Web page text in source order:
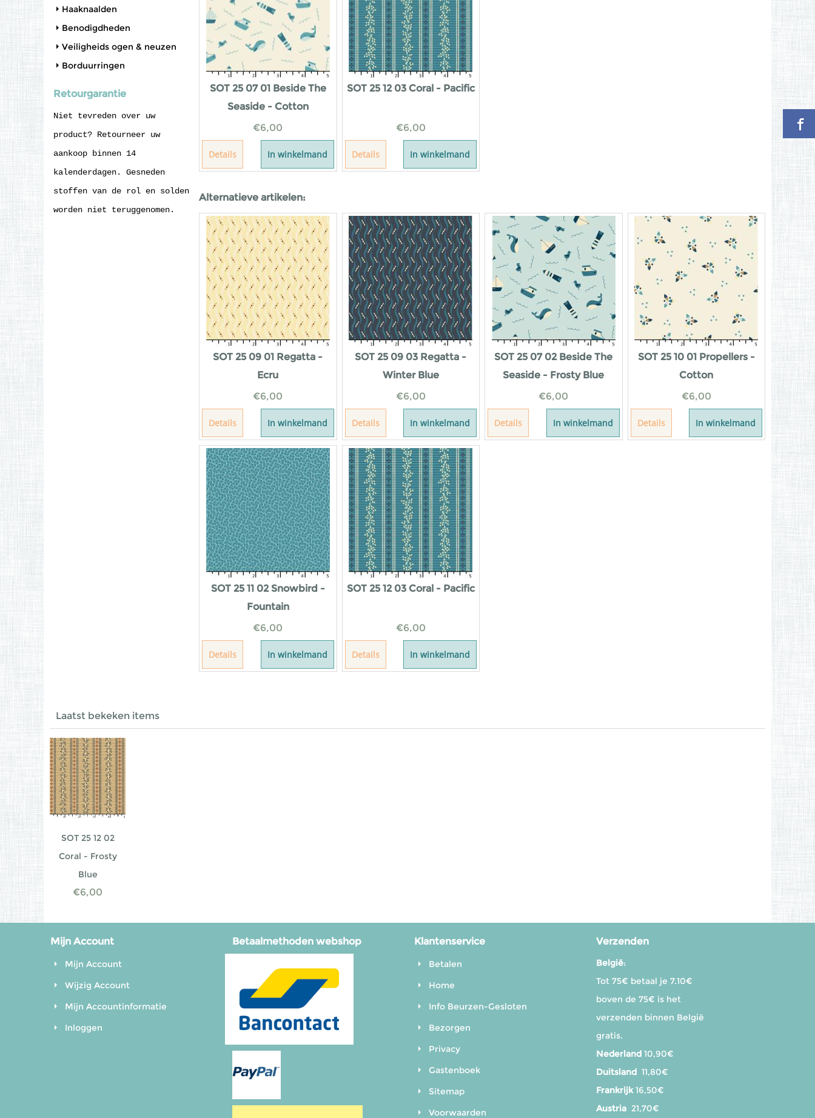
Haaknaalden
Benodigdheden
Veiligheids ogen & neuzen
Borduurringen
Retourgarantie
Niet tevreden over uw
product? Retourneer uw
aankoop binnen 14
kalenderdagen. Gesneden
stoffen van de rol en solden
worden niet teruggenomen.
SOT 25 07 01 Beside The
Seaside - Cotton
€6,00
Details In winkelmand
SOT 25 12 03 Coral - Pacific
€6,00
Details In winkelmand
Alternatieve artikelen:
SOT 25 09 01 Regatta -
Ecru
€6,00
Details In winkelmand
SOT 25 09 03 Regatta -
Winter Blue
€6,00
Details In winkelmand
SOT 25 07 02 Beside The
Seaside - Frosty Blue
€6,00
Details In winkelmand
SOT 25 10 01 Propellers -
Cotton
€6,00
Details In winkelmand
SOT 25 11 02 Snowbird -
Fountain
€6,00
Details In winkelmand
SOT 25 12 03 Coral - Pacific
€6,00
Details In winkelmand
Laatst bekeken items
SOT 25 12 02
Coral - Frosty
Blue
€6,00
Mijn Account
Mijn Account
Wijzig Account
Mijn Accountinformatie
Inloggen
Betaalmethoden webshop Klantenservice
Betalen
Home
Info Beurzen-Gesloten
Bezorgen
Privacy
Gastenboek
Sitemap
Voorwaarden
Verzenden
België:
Tot 75€ betaal je 7.10€
boven de 75€ is het
verzenden binnen België
gratis.
Nederland 10,90€
Duitsland 11,80€
Frankrijk16,50€
Austria 21,70€